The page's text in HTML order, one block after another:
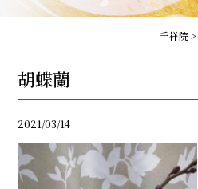
千祥院>
胡蝶蘭
2021/03/14